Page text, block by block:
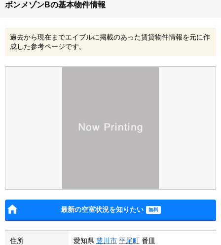
ボンメゾンBの基本物件情報
過去から現在までエイブルに掲載のあった賃貸物件情報を元に作
成した参考ページです。
最新の空室状況を知りたい
住所 愛知県 豊川市 平尾町 番皿